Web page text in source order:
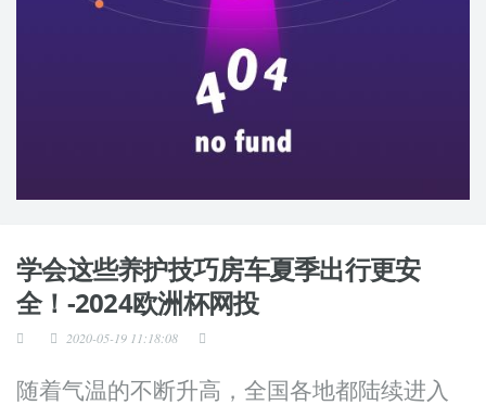
学会这些养护技巧房车夏季出行更安
全！-2024欧洲杯网投
2020-05-19 11:18:08
随着气温的不断升高，全国各地都陆续进入